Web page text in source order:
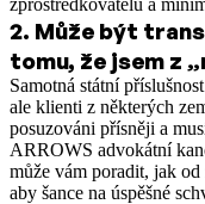
2. Může být
tomu, že jsem z
Samotná státní
ale klienti z některých
posuzováni přísněji a
ARROWS advokátní
může vám poradit, jak
aby šance na úspěšné